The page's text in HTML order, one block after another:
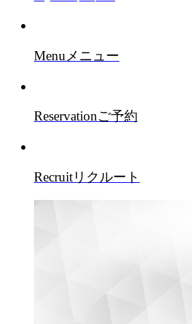
Menu メニュー
Reservationご予約
Recruitリクルート